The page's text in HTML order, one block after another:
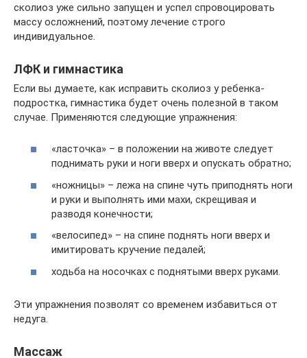
сколиоз уже сильно запущен и успел спровоцировать
массу осложнений, поэтому лечение строго
индивидуальное.
ЛФК и гимнастика
Если вы думаете, как исправить сколиоз у ребенка-
подростка, гимнастика будет очень полезной в таком
случае. Применяются следующие упражнения:
«ласточка» – в положении на животе следует
поднимать руки и ноги вверх и опускать обратно;
«ножницы» – лежа на спине чуть приподнять ноги
и руки и выполнять ими махи, скрещивая и
разводя конечности;
«велосипед» – на спине поднять ноги вверх и
имитировать кручение педалей;
ходьба на носочках с поднятыми вверх руками.
Эти упражнения позволят со временем избавиться от
недуга.
Массаж